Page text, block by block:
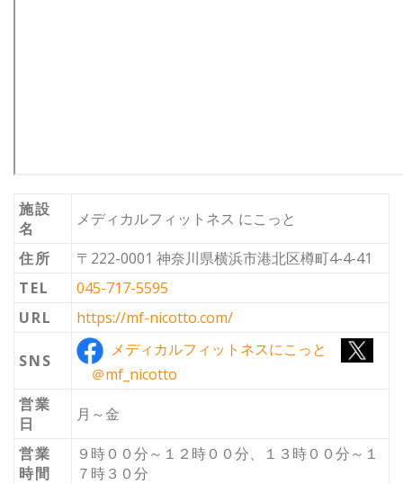
施設
名
メディカルフィットネス にこっと
住所
〒222-0001 神奈川県横浜市港北区樽町4-4-41
TEL
045-717-5595
URL
https://mf-nicotto.com/
SNS
メディカルフィットネスにこっと
＠mf_nicotto
営業
日
月～金
営業
時間
９時００分～１２時００分、１３時００分～１
７時３０分